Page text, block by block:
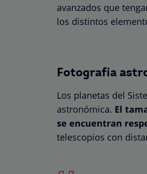
avanzados que
los distintos
Fotografía
Los planetas del
astronómica. El
se encuentran
telescopios con